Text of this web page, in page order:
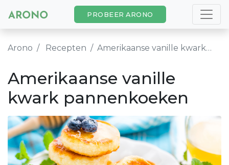
PROBEER ARONO
Arono Recepten Amerikaanse vanille kwark pannenkoeken
Amerikaanse vanille
kwark pannenkoeken